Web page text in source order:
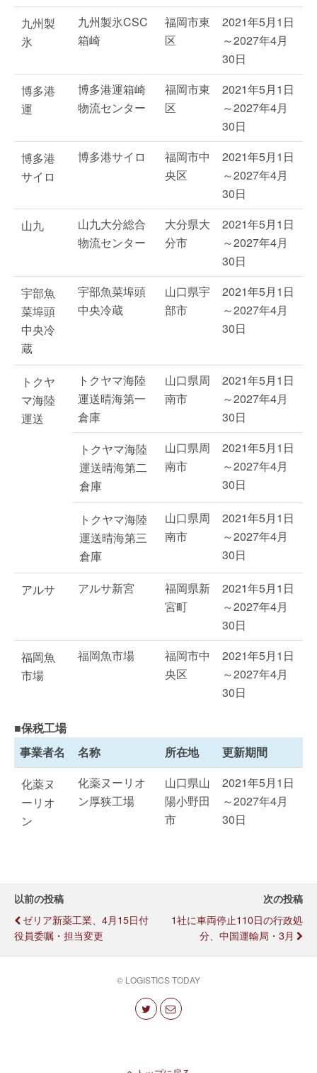
九州製
氷
九州製氷CSC
箱崎
福岡市東
区
2021年5月1日
～2027年4月
30日
博多港
運
博多港運箱崎
物流センター
福岡市東
区
2021年5月1日
～2027年4月
30日
博多港
サイロ
博多港サイロ
福岡市中
央区
2021年5月1日
～2027年4月
30日
山九
山九大分総合
物流センター
大分県大
分市
2021年5月1日
～2027年4月
30日
宇部魚
菜埠頭
中央冷
蔵
宇部魚菜埠頭
中央冷蔵
山口県宇
部市
2021年5月1日
～2027年4月
30日
トクヤ
マ海陸
運送
トクヤマ海陸
運送晴海第一
倉庫
山口県周
南市
2021年5月1日
～2027年4月
30日
トクヤマ海陸
運送晴海第二
倉庫
山口県周
南市
2021年5月1日
～2027年4月
30日
トクヤマ海陸
運送晴海第三
倉庫
山口県周
南市
2021年5月1日
～2027年4月
30日
アルサ アルサ新宮
福岡県新
宮町
2021年5月1日
～2027年4月
30日
福岡魚
市場
福岡魚市場
福岡市中
央区
2021年5月1日
～2027年4月
30日
■保税工場
事業者名
名称 所在地
更新期間
化薬ヌ
ーリオ
ン
化薬ヌーリオ
ン厚狭工場
山口県山
陽小野田
市
2021年5月1日
～2027年4月
30日
以前の投稿
ゼリア新薬工業、4月15日付
役員委嘱・担当変更
次の投稿
1社に車両停止110日の行政処
分、中国運輸局・3月
© LOGISTICS TODAY